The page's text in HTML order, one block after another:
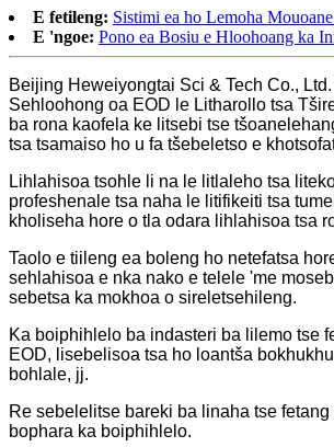
E fetileng: Sistimi ea ho Lemoha
E 'ngoe: Pono ea Bosiu e Hloohoang ka
Beijing Heweiyongtai Sci & Tech Co.,
Sehloohong oa EOD le Litharollo tsa
ba rona kaofela ke litsebi tse
tsa tsamaiso ho u fa tšebeletso e
Lihlahisoa tsohle li na le litlaleho tsa
profeshenale tsa naha le litifikeiti tsa
kholiseha hore o tla odara lihlahisoa tsa
Taolo e tiileng ea boleng ho netefatsa
sehlahisoa e nka nako e telele 'me
sebetsa ka mokhoa o sireletsehileng.
Ka boiphihlelo ba indasteri ba lilemo tse
EOD, lisebelisoa tsa ho loantša
bohlale, jj.
Re sebelelitse bareki ba linaha tse
bophara ka boiphihlelo.